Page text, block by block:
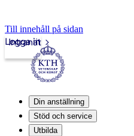
Till innehåll på sidan
Intranät
Logga in
Din anställning
Stöd och service
Utbilda